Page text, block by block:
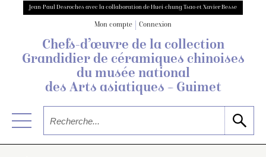
Jean-Paul Desroches avec la collaboration de Huei-chung Tsao et Xavier Besse
Mon compte Connexion
Chefs-d’œuvre de la collection
Grandidierde céramiques chinoises
du musée national
des Arts asiatiques – Guimet